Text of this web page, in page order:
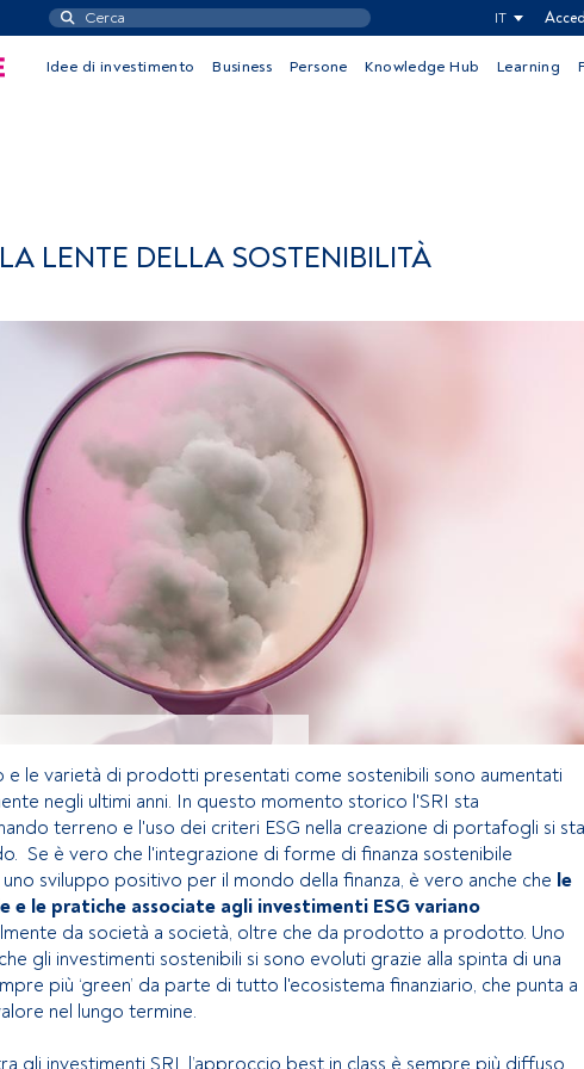
IT
Idee di investimento Business Persone Knowledge Hub Learning
LENTE DELLA SOSTENIBILITÀ
e le varietà di prodotti presentati come sostenibili sono aumentati
negli ultimi anni. In questo momento storico l'SRI sta
terreno e l'uso dei criteri ESG nella creazione di portafogli si sta
Se è vero che l'integrazione di forme di finanza sostenibile
sviluppo positivo per il mondo della finanza, è vero anche che le
e le pratiche associate agli investimenti ESG variano
da società a società, oltre che da prodotto a prodotto. Uno
gli investimenti sostenibili si sono evoluti grazie alla spinta di una
più ‘green’ da parte di tutto l'ecosistema finanziario, che punta a
nel lungo termine.
gli investimenti SRI, l’approccio best in class è sempre più diffuso.